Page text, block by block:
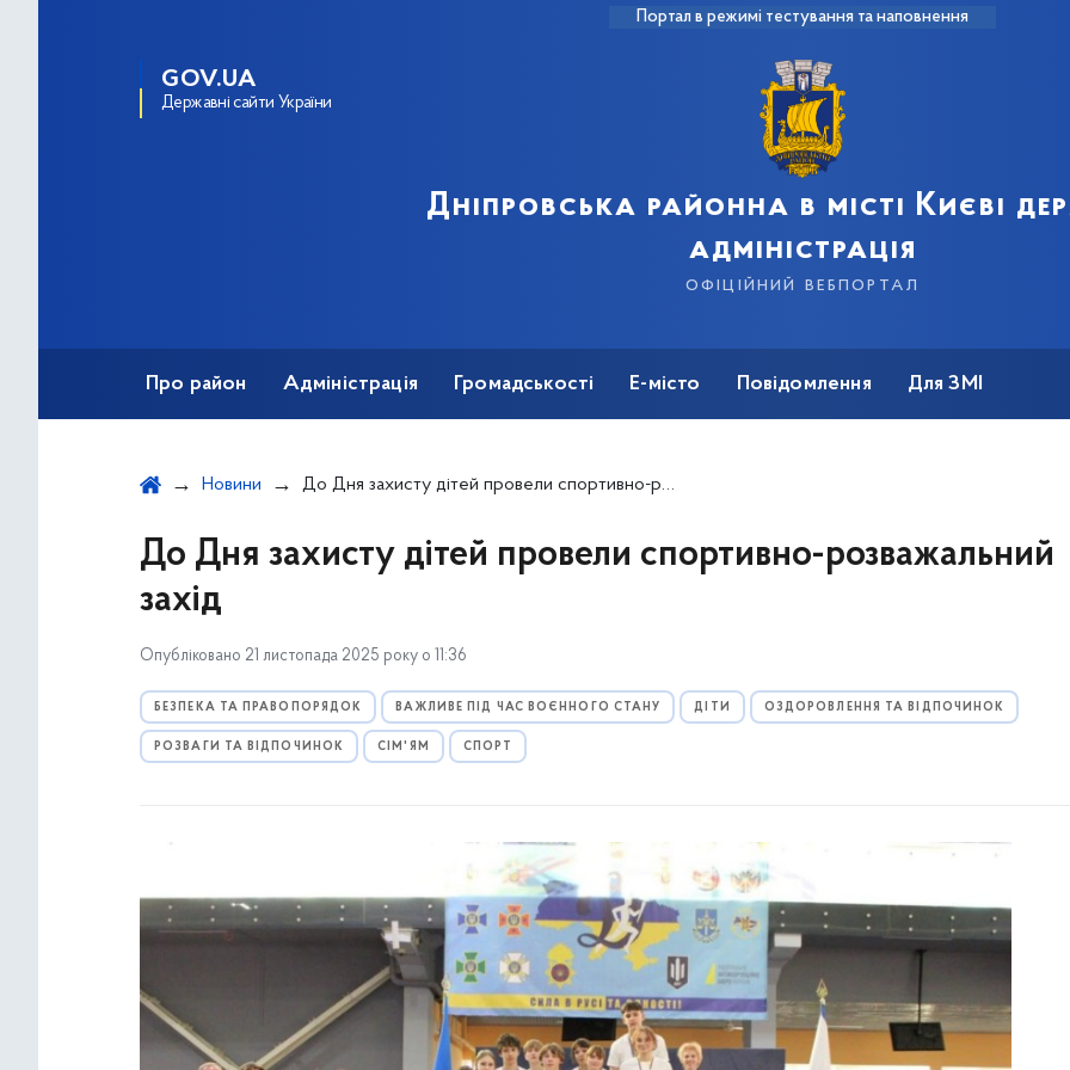
Портал в режимі тестування та наповнення
GOV.UA
Державні сайти України
Дніпровська районна в місті Києві
адміністрація
офіційний вебпортал
Про район Адміністрація Громадськості Е-місто Повідомлення Для ЗМІ
Новини До Дня захисту дітей провели спортивно-розважальний захід
До Дня захисту дітей провели спортивно-розважальний
захід
Опубліковано 21 листопада 2025 року о 11:36
БЕЗПЕКА ТА ПРАВОПОРЯДОК ВАЖЛИВЕ ПІД ЧАС ВОЄННОГО СТАНУ ДІТИ ОЗДОРОВЛЕННЯ ТА ВІДПОЧИНОК
РОЗВАГИ ТА ВІДПОЧИНОК СІМ'ЯМ СПОРТ